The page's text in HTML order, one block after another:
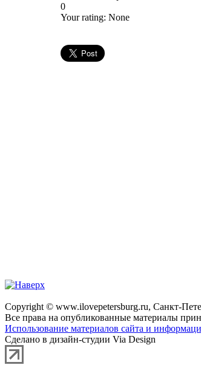
0
Your rating: None
Copyright © www.ilovepetersburg.ru, Санкт-
Все права на опубликованные материалы
Использование материалов сайта и
Сделано в дизайн-студии Via Design